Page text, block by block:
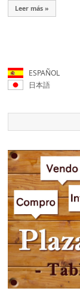
Leer más »
ESPAÑOL
日本語